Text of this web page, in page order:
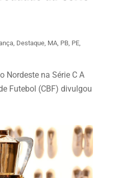
, Destaque, MA, PB, PE,
Nordeste na Série C A
Futebol (CBF) divulgou